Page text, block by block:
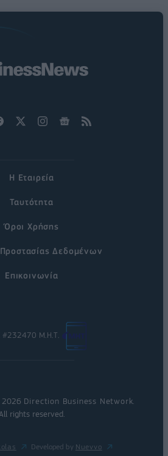
Η Εταιρεία
Ταυτότητα
Όροι Χρήσης
Προστασίας Δεδομένων
Επικοινωνία
#232470 Μ.Η.Τ.
Direction Business Network
All rights reserved.
Developed by Nuevvo